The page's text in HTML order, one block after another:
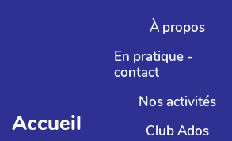
Aller au contenu principal
Accueil
À propos
En pratique -
contact
Nos activités
Club Ados